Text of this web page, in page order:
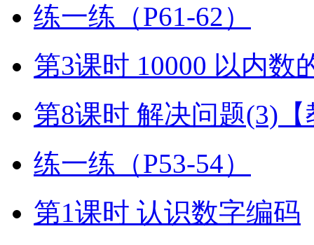
练一练（P61-62）
第3课时 10000 以内数
第8课时 解决问题(3)
练一练（P53-54）
第1课时 认识数字编码